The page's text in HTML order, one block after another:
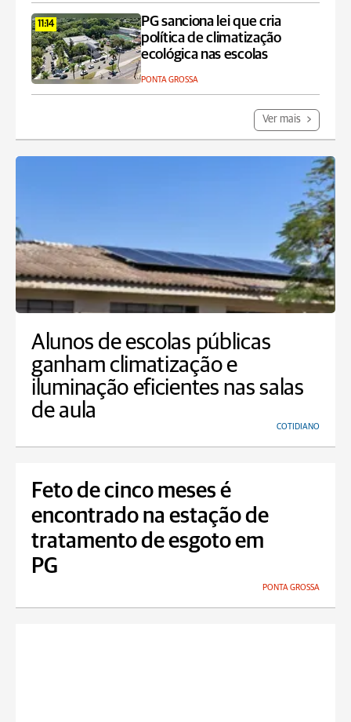
11:14
PG sanciona lei que cria
política de climatização
ecológica nas escolas
PONTA GROSSA
Ver mais
Alunos de escolas públicas
ganham climatização e
iluminação eficientes nas salas
de aula
COTIDIANO
Feto de cinco meses é
encontrado na estação de
tratamento de esgoto em
PG
PONTA GROSSA